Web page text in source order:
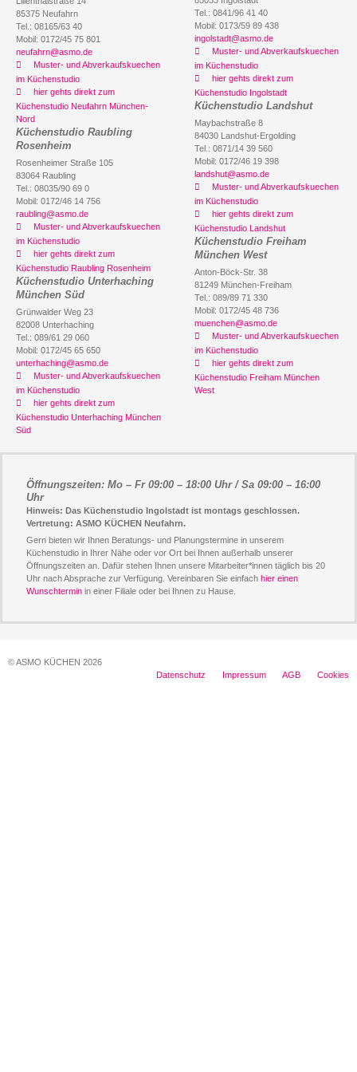
85375 Neufahrn
Tel.: 08165/63 40
Mobil: 0172/45 75 801
neufahrn@asmo.de
Muster- und Abverkaufskuechen
im Küchenstudio
hier gehts direkt zum
Küchenstudio Neufahrn München-
Nord
Küchenstudio Raubling
Rosenheim
Rosenheimer Straße 105
83064 Raubling
Tel.: 08035/90 69 0
Mobil: 0172/46 14 756
raubling@asmo.de
Muster- und Abverkaufskuechen
im Küchenstudio
hier gehts direkt zum
Küchenstudio Raubling Rosenheim
Küchenstudio Unterhaching
München Süd
Grünwalder Weg 23
82008 Unterhaching
Tel.: 089/61 29 060
Mobil: 0172/45 65 650
unterhaching@asmo.de
Muster- und Abverkaufskuechen
im Küchenstudio
hier gehts direkt zum
Küchenstudio Unterhaching München
Süd
Tel.: 0841/96 41 40
Mobil: 0173/59 89 438
ingolstadt@asmo.de
Muster- und Abverkaufskuechen
im Küchenstudio
hier gehts direkt zum
Küchenstudio Ingolstadt
Küchenstudio Landshut
Maybachstraße 8
84030 Landshut-Ergolding
Tel.: 0871/14 39 560
Mobil: 0172/46 19 398
landshut@asmo.de
Muster- und Abverkaufskuechen
im Küchenstudio
hier gehts direkt zum
Küchenstudio Landshut
Küchenstudio Freiham
München West
Anton-Böck-Str. 38
81249 München-Freiham
Tel.: 089/89 71 330
Mobil: 0172/45 48 736
muenchen@asmo.de
Muster- und Abverkaufskuechen
im Küchenstudio
hier gehts direkt zum
Küchenstudio Freiham München
West
Öffnungszeiten: Mo – Fr 09:00 – 18:00 Uhr / Sa 09:00 – 16:00
Uhr
Hinweis: Das Küchenstudio Ingolstadt ist montags geschlossen.
Vertretung: ASMO KÜCHEN Neufahrn.
Gern bieten wir Ihnen Beratungs- und Planungstermine in unserem
Küchenstudio in Ihrer Nähe oder vor Ort bei Ihnen außerhalb unserer
Öffnungszeiten an. Dafür stehen Ihnen unsere Mitarbeiter*innen täglich bis 20
Uhr nach Absprache zur Verfügung. Vereinbaren Sie einfach hier einen
Wunschtermin in einer Filiale oder bei Ihnen zu Hause.
© ASMO KÜCHEN 2026
Datenschutz
Impressum AGB Cookies